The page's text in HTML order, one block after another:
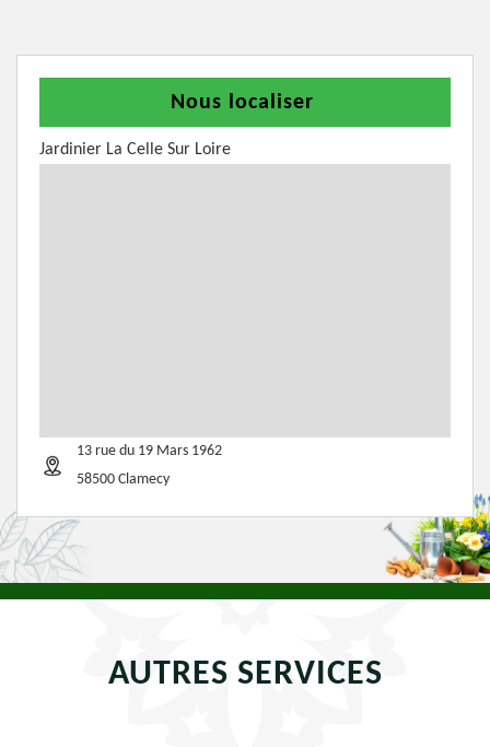
Nous localiser
Jardinier La Celle Sur Loire
13 rue du 19 Mars 1962
58500 Clamecy
AUTRES SERVICES